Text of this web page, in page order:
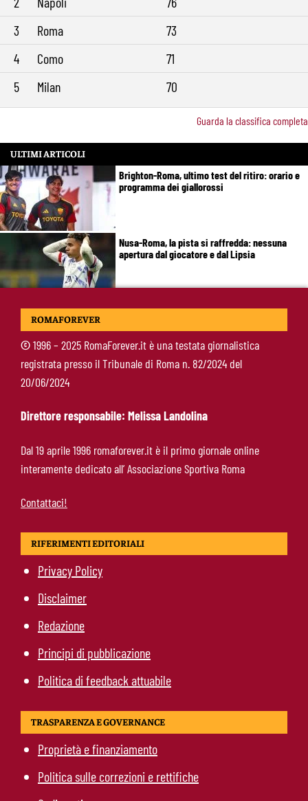
3
Roma
73
4
Como
71
5
Milan 70
Guarda la classifica completa
ULTIMI ARTICOLI
Brighton-Roma, ultimo test del ritiro: orario e
programma dei giallorossi
Nusa-Roma, la pista si raffredda: nessuna
apertura dal giocatore e dal Lipsia
Alberto De Rossi nuovo presidente
Daniele
Roma, Luis Enrique non dimentica i
giallorossi: foto con i tifosi e la maglia della
squadra
ROMAFOREVER
©1996 – 2025 RomaForever.it è una testata giornalistica
registrata presso il Tribunale di Roma n. 82/2024 del
20/06/2024
Direttore responsabile: Melissa Landolina
Dal 19 aprile 1996 romaforever.it è il primo giornale online
interamente dedicato all’ Associazione Sportiva Roma
Contattaci!
RIFERIMENTI EDITORIALI
Privacy Policy
Disclaimer
Redazione
Principi di pubblicazione
Politica di feedback attuabile
TRASPARENZA E GOVERNANCE
Proprietà e finanziamento
Politica sulle correzioni e rettifiche